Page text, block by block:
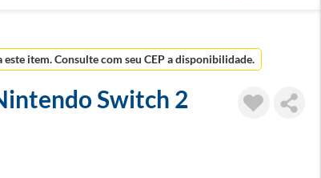
item. Consulte com seu CEP a disponibilidade.
Switch 2